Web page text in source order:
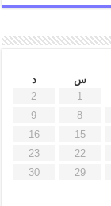
س
د
1
2
8
9
15
16
22
23
29
30